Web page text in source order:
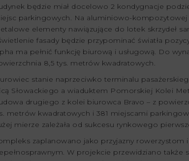
będzie miał docelowo 2 kondygnacje
parkingowych. Na aluminiowo-kompozytowej
elementy nawiązujące do lotek skrzydeł
fasady będzie przypominać światła
ma pełnić funkcję biurową i usługową. Do
8,5 tys. metrów kwadratowych.
stanie naprzeciwko terminalu
Słowackiego a wiaduktem Pomorskiej Kolei
drugiego z kolei biurowca Bravo – z
metrów kwadratowych i 381 miejscami
mierze zależała od sukcesu rynkowego
zaplanowano jako przyjazny rowerzystom
W projekcie przewidziano także